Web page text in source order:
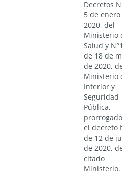
Decretos
5 de
2020, del
Ministerio
Salud y
de 18 de
de 2020,
Ministerio
Interior y
Seguridad
Pública,
el decreto
de 12 de
de 2020,
citado
Ministerio.